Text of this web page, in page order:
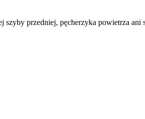
przedniej, pęcherzyka powietrza